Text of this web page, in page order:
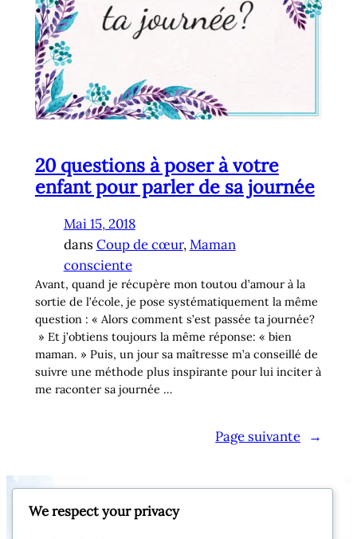
20 questions à poser à votre
enfant pour parler de sa journée
Mai 15, 2018
dans Coup de cœur, Maman
consciente
Avant, quand je récupère mon toutou d’amour à la
sortie de l’école, je pose systématiquement la même
question : « Alors comment s’est passée ta journée?
» Et j’obtiens toujours la même réponse: « bien
maman. » Puis, un jour sa maîtresse m’a conseillé de
suivre une méthode plus inspirante pour lui inciter à
me raconter sa journée …
Page suivante →
https://
Facebook
Pinterest
X
We respect your privacy